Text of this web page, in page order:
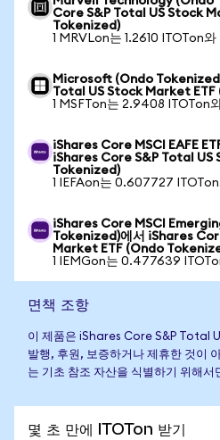
Core S&P Total US Stock
Tokenized)
1 MRVLon는 1.2610 ITOTon와
Microsoft (Ondo
Total US Stock Market
1 MSFTon는 2.9408 ITOTon
iShares Core MSCI EAFE
iShares Core S&P Total
Tokenized)
1 IEFAon는 0.607727
iShares Core MSCI
Tokenized)에서 iShares
Market ETF (Ondo
1 IEMGon는 0.477639
면책 조항
이 제품은 iShares Core S&P Total
발행, 후원, 보증하거나 제휴한 것이
는 기초 참조 자산을 식별하기 위해서
몇 초 만에 ITOTon 받기